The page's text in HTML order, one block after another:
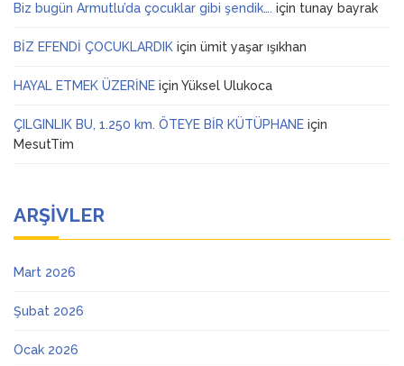
Biz bugün Armutlu’da çocuklar gibi şendik…. için tunay bayrak
BİZ EFENDİ ÇOCUKLARDIK için ümit yaşar ışıkhan
HAYAL ETMEK ÜZERİNE için Yüksel Ulukoca
ÇILGINLIK BU, 1.250 km. ÖTEYE BİR KÜTÜPHANE için
MesutTim
ARŞIVLER
Mart 2026
Şubat 2026
Ocak 2026